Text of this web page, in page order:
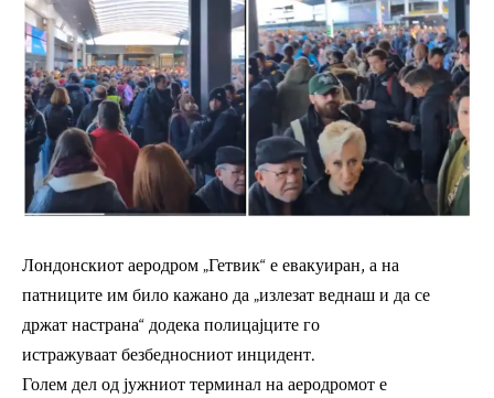
Лондонскиот аеродром „Гетвик“ е евакуиран, а на
патниците им било кажано да „излезат веднаш и да се
држат настрана“ додека полицајците го
истражуваатбезбедносниот инцидент.
Голем дел од јужниот терминал на аеродромот е